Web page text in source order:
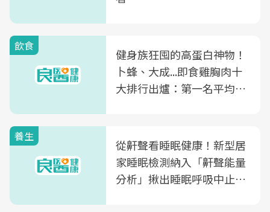
飲食
健身族狂囤的高蛋白神物！
卜蜂、大成...即食雞胸肉十
大排行出爐：第一名平均一
養生
從鼾聲看睡眠健康！新型居
家睡眠檢測納入「鼾聲能量
分析」揪出睡眠呼吸中止症